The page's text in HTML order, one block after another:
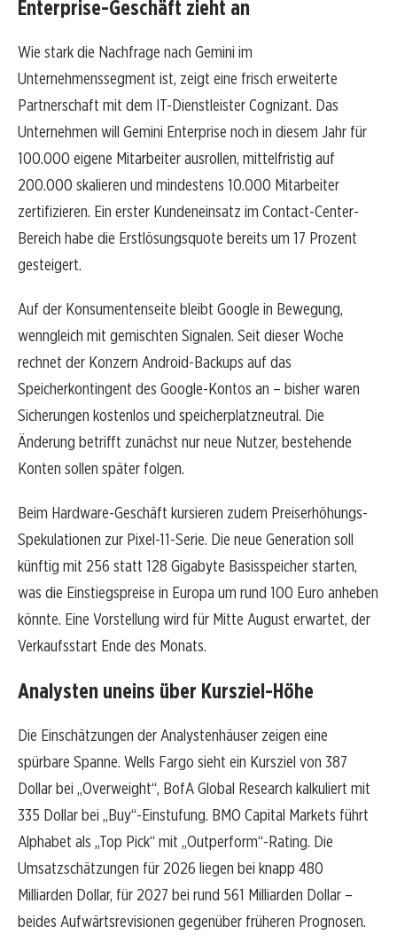
Enterprise-Geschäft zieht an
Wie stark die Nachfrage nach Gemini im
Unternehmenssegment ist, zeigt eine frisch erweiterte
Partnerschaft mit dem IT-Dienstleister Cognizant. Das
Unternehmen will Gemini Enterprise noch in diesem Jahr für
100.000 eigene Mitarbeiter ausrollen, mittelfristig auf
200.000 skalieren und mindestens 10.000 Mitarbeiter
zertifizieren. Ein erster Kundeneinsatz im Contact-Center-
Bereich habe die Erstlösungsquote bereits um 17 Prozent
gesteigert.
Auf der Konsumentenseite bleibt Google in Bewegung,
wenngleich mit gemischten Signalen. Seit dieser Woche
rechnet der Konzern Android-Backups auf das
Speicherkontingent des Google-Kontos an – bisher waren
Sicherungen kostenlos und speicherplatzneutral. Die
Änderung betrifft zunächst nur neue Nutzer, bestehende
Konten sollen später folgen.
Beim Hardware-Geschäft kursieren zudem Preiserhöhungs-
Spekulationen zur Pixel-11-Serie. Die neue Generation soll
künftig mit 256 statt 128 Gigabyte Basisspeicher starten,
was die Einstiegspreise in Europa um rund 100 Euro anheben
könnte. Eine Vorstellung wird für Mitte August erwartet, der
Verkaufsstart Ende des Monats.
Analysten uneins über Kursziel-Höhe
Die Einschätzungen der Analystenhäuser zeigen eine
spürbare Spanne. Wells Fargo sieht ein Kursziel von 387
Dollar bei „Overweight“, BofA Global Research kalkuliert mit
335 Dollar bei „Buy“-Einstufung. BMO Capital Markets führt
Alphabet als „Top Pick“ mit „Outperform“-Rating. Die
Umsatzschätzungen für 2026 liegen bei knapp 480
Milliarden Dollar, für 2027 bei rund 561 Milliarden Dollar –
beides Aufwärtsrevisionen gegenüber früheren Prognosen.